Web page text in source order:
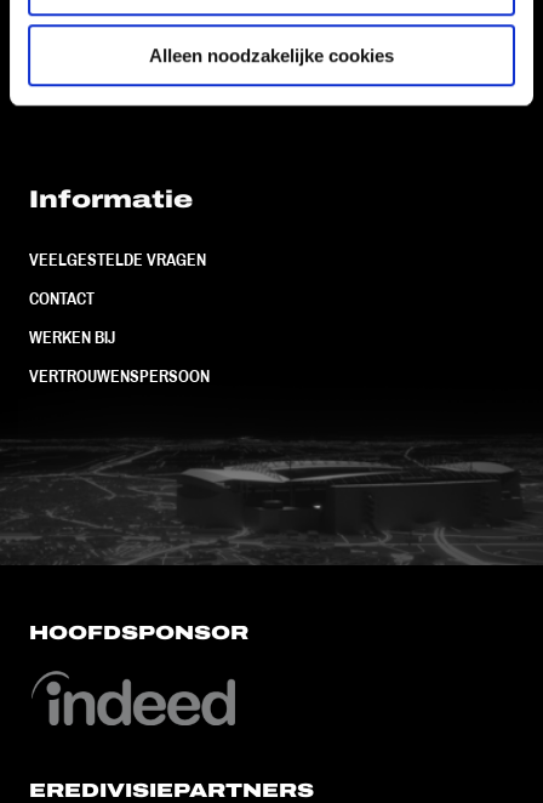
Alleen noodzakelijke cookies
TEAMS
SUPPORTERS
KAARTVERKOOP
BUSINESS
Informatie
VEELGESTELDE VRAGEN
CONTACT
WERKEN BIJ
VERTROUWENSPERSOON
FC Utrecht<br>vanuit<br>het
HOOFDSPONSOR
EREDIVISIEPARTNERS